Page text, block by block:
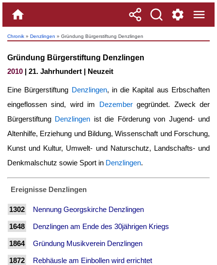
Chronik » Denzlingen » Gründung Bürgerstiftung Denzlingen
Gründung Bürgerstiftung Denzlingen
2010 | 21. Jahrhundert | Neuzeit
Eine Bürgerstiftung Denzlingen, in die Kapital aus Erbschaften
eingeflossen sind, wird im Dezembergegründet. Zweck der
Bürgerstiftung Denzlingen ist die Förderung von Jugend- und
Altenhilfe, Erziehung und Bildung, Wissenschaft und Forschung,
Kunst und Kultur, Umwelt- und Naturschutz, Landschafts- und
Denkmalschutz sowie Sport in Denzlingen.
Ereignisse Denzlingen
1302 Nennung Georgskirche Denzlingen
1648 Denzlingen am Ende des 30jährigen Kriegs
1864 Gründung Musikverein Denzlingen
1872 Rebhäusle am Einbollen wird errichtet